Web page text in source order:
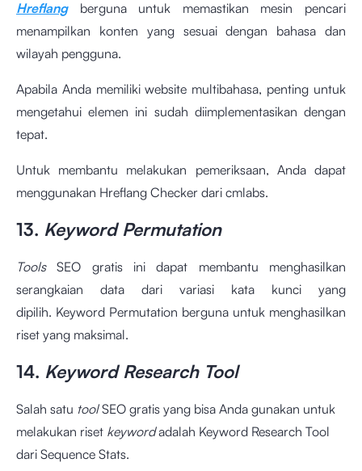
Hreflangberguna untuk memastikan mesin pencari
menampilkan konten yang sesuai dengan bahasa dan
wilayah pengguna.
Apabila Anda memiliki website multibahasa, penting untuk
mengetahui elemen ini sudah diimplementasikan dengan
tepat.
Untuk membantu melakukan pemeriksaan, Anda dapat
menggunakan Hreflang Checker dari cmlabs.
13. Keyword Permutation
ToolsSEO gratis ini dapat membantu menghasilkan
serangkaian data dari variasi kata kunci yang
dipilih. Keyword Permutation berguna untuk menghasilkan
riset yang maksimal.
14. Keyword Research Tool
Salah satu toolSEO gratis yang bisa Anda gunakan untuk
melakukan riset keywordadalah Keyword Research Tool
dari Sequence Stats.